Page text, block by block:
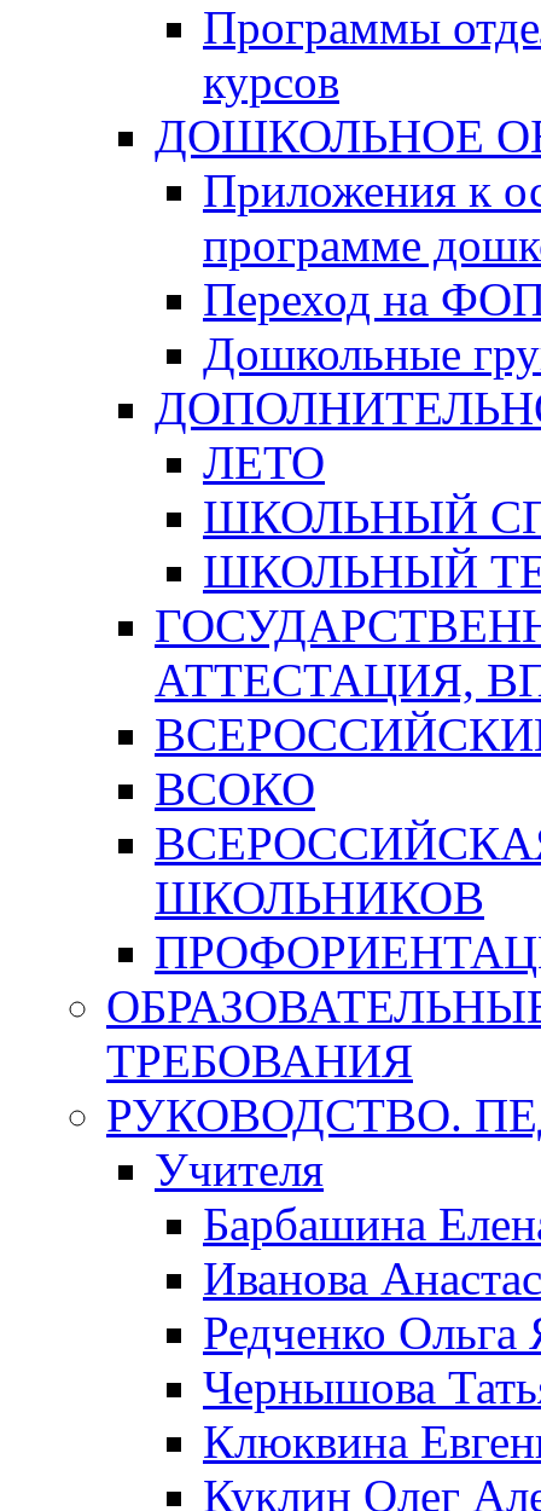
Программы
курсов
ДОШКОЛЬНОЕ
Приложения к
программе
Переход на
Дошкольные
ЛЕТО
ШКОЛЬНЫЙ
ШКОЛЬНЫЙ
АТТЕСТАЦИЯ,
ВСОКО
ШКОЛЬНИКОВ
ТРЕБОВАНИЯ
РУКОВОДСТВО.
Учителя
Барбашина
Иванова
Редченко Ольга
Чернышова
Клюквина
Куклин Олег